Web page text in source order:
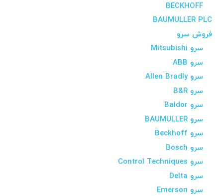
BECKHOFF
BAUMULLER PLC
فروش سرو
سرو Mitsubishi
سرو ABB
سرو Allen Bradly
سرو B&R
سرو Baldor
سرو BAUMULLER
سرو Beckhoff
سرو Bosch
سرو Control Techniques
سرو Delta
سرو Emerson